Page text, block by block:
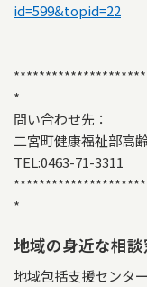
id=599&topid=22
*
問い合わせ先：
二宮町健康福祉部高
TEL:0463-71-3311
*
地域の身近な相談
地域包括支援センタ